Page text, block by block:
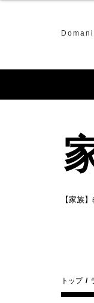
Domani
【家族
トップ